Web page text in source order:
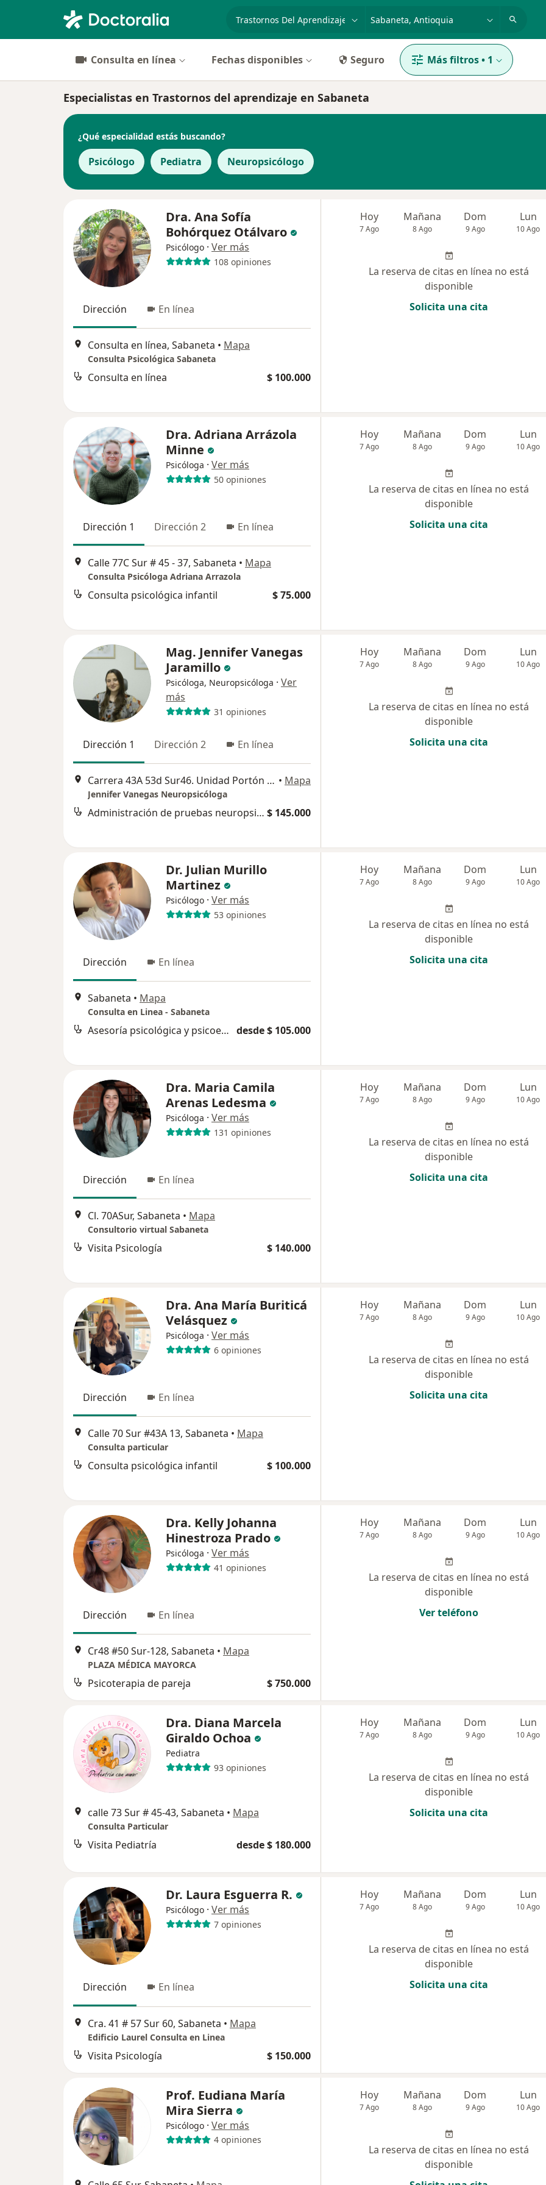
Consulta en línea Fechas disponibles Seguro Más filtros• 1
Especialistas en Trastornos del aprendizaje en Sabaneta
¿Qué especialidad estás buscando?
Psicólogo Pediatra Neuropsicólogo
Dra. Ana Sofía
Bohórquez Otálvaro
Psicólogo · Ver más
108 opiniones
Dirección En línea
Consulta en línea, Sabaneta • Mapa
Consulta Psicológica Sabaneta
Consulta en línea $ 100.000
Hoy
7 Ago
Mañana
8 Ago
Dom
9 Ago
Lun
10 Ago
La reserva de citas en línea no está
disponible
Solicita una cita
Dra. Adriana Arrázola
Minne
Psicóloga · Ver más
50 opiniones
Dirección 1 Dirección 2 En línea
Calle 77C Sur # 45 - 37, Sabaneta • Mapa
Consulta Psicóloga Adriana Arrazola
Consulta psicológica infantil $ 75.000
Hoy
7 Ago
Mañana
8 Ago
Dom
9 Ago
Lun
10 Ago
La reserva de citas en línea no está
disponible
Solicita una cita
Mag. Jennifer Vanegas
Jaramillo
Psicóloga, Neuropsicóloga · Ver
más
31 opiniones
Dirección 1 Dirección 2 En línea
Carrera 43A 53d Sur46. Unidad Portón del Sur. Oficina 1, Sabaneta • Mapa
Jennifer Vanegas Neuropsicóloga
Administración de pruebas neuropsicológicas $ 145.000
Hoy
7 Ago
Mañana
8 Ago
Dom
9 Ago
Lun
10 Ago
La reserva de citas en línea no está
disponible
Solicita una cita
Dr. Julian Murillo
Martinez
Psicólogo · Ver más
53 opiniones
Dirección En línea
Sabaneta • Mapa
Consulta en Linea - Sabaneta
Asesoría psicológica y psicoeducación desde $ 105.000
Hoy
7 Ago
Mañana
8 Ago
Dom
9 Ago
Lun
10 Ago
La reserva de citas en línea no está
disponible
Solicita una cita
Dra. Maria Camila
Arenas Ledesma
Psicóloga · Ver más
131 opiniones
Dirección En línea
Cl. 70ASur, Sabaneta • Mapa
Consultorio virtual Sabaneta
Visita Psicología $ 140.000
Hoy
7 Ago
Mañana
8 Ago
Dom
9 Ago
Lun
10 Ago
La reserva de citas en línea no está
disponible
Solicita una cita
Dra. Ana María Buriticá
Velásquez
Psicóloga · Ver más
6 opiniones
Dirección En línea
Calle 70 Sur #43A 13, Sabaneta • Mapa
Consulta particular
Consulta psicológica infantil $ 100.000
Hoy
7 Ago
Mañana
8 Ago
Dom
9 Ago
Lun
10 Ago
La reserva de citas en línea no está
disponible
Solicita una cita
Dra. Kelly Johanna
Hinestroza Prado
Psicóloga · Ver más
41 opiniones
Dirección En línea
Cr48 #50 Sur-128, Sabaneta • Mapa
PLAZA MÉDICA MAYORCA
Psicoterapia de pareja $ 750.000
Hoy
7 Ago
Mañana
8 Ago
Dom
9 Ago
Lun
10 Ago
La reserva de citas en línea no está
disponible
Ver teléfono
Dra. Diana Marcela
Giraldo Ochoa
Pediatra
93 opiniones
calle 73 Sur # 45-43, Sabaneta • Mapa
Consulta Particular
Visita Pediatría desde $ 180.000
Hoy
7 Ago
Mañana
8 Ago
Dom
9 Ago
Lun
10 Ago
La reserva de citas en línea no está
disponible
Solicita una cita
Dr. Laura Esguerra R.
Psicólogo · Ver más
7 opiniones
Dirección En línea
Cra. 41 # 57 Sur 60, Sabaneta • Mapa
Edificio Laurel Consulta en Linea
Visita Psicología $ 150.000
Hoy
7 Ago
Mañana
8 Ago
Dom
9 Ago
Lun
10 Ago
La reserva de citas en línea no está
disponible
Solicita una cita
Prof. Eudiana María
Mira Sierra
Psicólogo · Ver más
4 opiniones
Hoy
7 Ago
Mañana
8 Ago
Dom
9 Ago
Lun
10 Ago
La reserva de citas en línea no está
disponible